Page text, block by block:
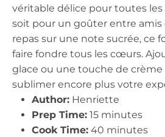
véritable délice pour toutes les
soit pour un goûter entre amis
repas sur une note sucrée, ce
faire fondre tous les cœurs.
glace ou une touche de
sublimer encore plus votre
Author: Henriette
Prep Time: 15 minutes
Cook Time: 40 minutes